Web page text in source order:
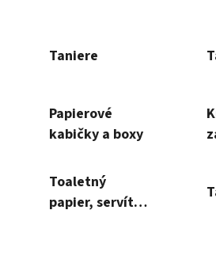
Taniere
Papierové
kabičky a boxy
Toaletný
papier, servítky